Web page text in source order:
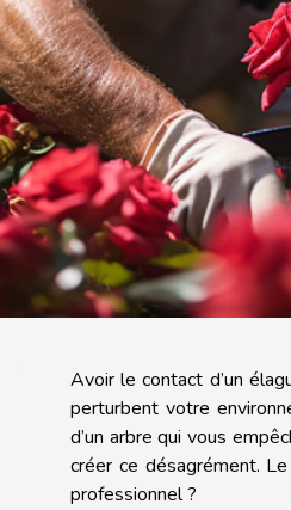
Avoir le contact d’un
perturbent votre
d’un arbre qui vous
créer ce désagrément.
professionnel ?